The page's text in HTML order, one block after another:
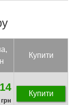
Купити
грн
Купити